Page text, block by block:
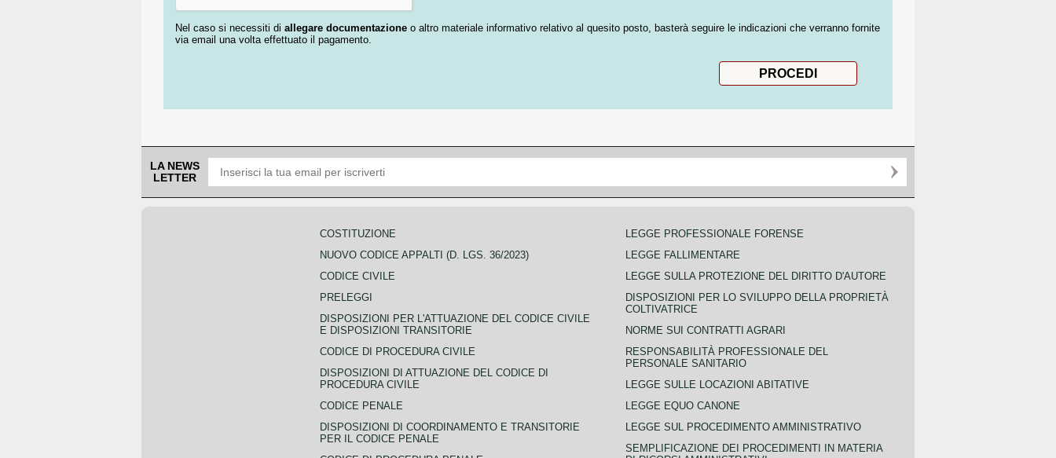
Nel caso si necessiti di allegare documentazione o altro materiale informativo relativo al quesito posto, basterà seguire le indicazioni che verranno fornite
via email una volta effettuato il pagamento.
LA NEWS
LETTER
COSTITUZIONE
NUOVO CODICE APPALTI (D. LGS. 36/2023)
CODICE CIVILE
PRELEGGI
DISPOSIZIONI PER L'ATTUAZIONE DEL CODICE CIVILE
E DISPOSIZIONI TRANSITORIE
CODICE DI PROCEDURA CIVILE
DISPOSIZIONI DI ATTUAZIONE DEL CODICE DI
PROCEDURA CIVILE
CODICE PENALE
DISPOSIZIONI DI COORDINAMENTO E TRANSITORIE
PER IL CODICE PENALE
LEGGE PROFESSIONALE FORENSE
LEGGE FALLIMENTARE
LEGGE SULLA PROTEZIONE DEL DIRITTO D'AUTORE
DISPOSIZIONI PER LO SVILUPPO DELLA PROPRIETÀ
COLTIVATRICE
NORME SUI CONTRATTI AGRARI
RESPONSABILITÀ PROFESSIONALE DEL
PERSONALE SANITARIO
LEGGE SULLE LOCAZIONI ABITATIVE
LEGGE EQUO CANONE
LEGGE SUL PROCEDIMENTO AMMINISTRATIVO
SEMPLIFICAZIONE DEI PROCEDIMENTI IN MATERIA